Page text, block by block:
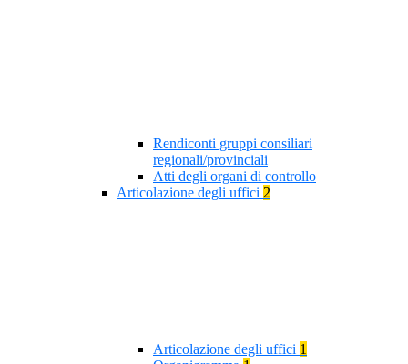
Rendiconti gruppi consiliari
regionali/provinciali
Atti degli organi di controllo
Articolazione degli uffici 2
Articolazione degli uffici 1